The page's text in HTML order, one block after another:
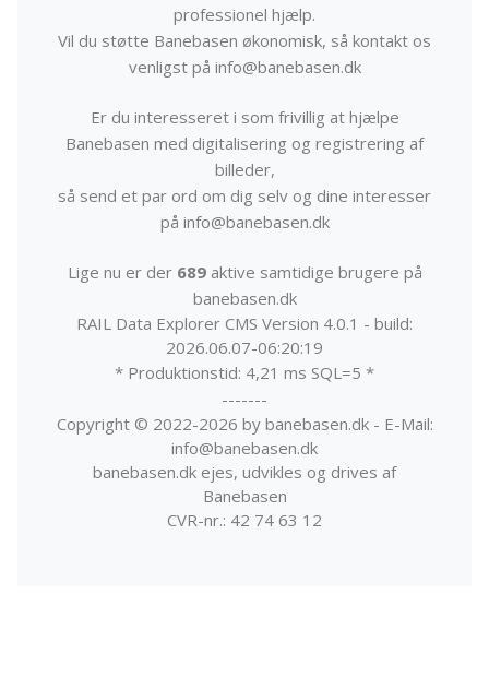
professionel hjælp.
Vil du støtte Banebasen økonomisk, så kontakt os
venligst på info@banebasen.dk
Er du interesseret i som frivillig at hjælpe
Banebasen med digitalisering og registrering af
billeder,
så send et par ord om dig selv og dine interesser
på info@banebasen.dk
Lige nu er der 689aktive samtidige brugere på
banebasen.dk
RAIL Data Explorer CMS Version 4.0.1 - build:
2026.06.07-06:20:19
* Produktionstid: 4,21 ms SQL=5 *
-------
Copyright © 2022-2026 by banebasen.dk - E-Mail:
info@banebasen.dk
banebasen.dk ejes, udvikles og drives af
Banebasen
CVR-nr.: 42 74 63 12